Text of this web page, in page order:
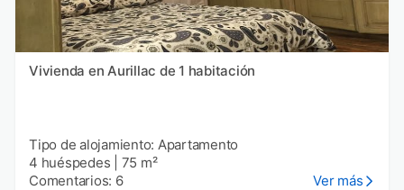
Vivienda en Aurillac de 1 habitación
Tipo de alojamiento: Apartamento
4 huéspedes
75 m²
Comentarios: 6
Ver más